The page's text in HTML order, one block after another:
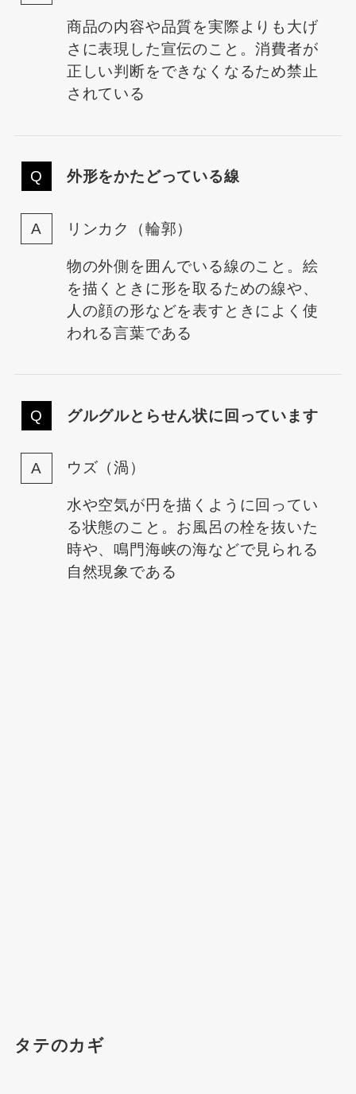
商品の内容や品質を実際よりも大げ
さに表現した宣伝のこと。消費者が
正しい判断をできなくなるため禁止
されている
外形をかたどっている線
リンカク（輪郭）
物の外側を囲んでいる線のこと。絵
を描くときに形を取るための線や、
人の顔の形などを表すときによく使
われる言葉である
グルグルとらせん状に回っています
ウズ（渦）
水や空気が円を描くように回ってい
る状態のこと。お風呂の栓を抜いた
時や、鳴門海峡の海などで見られる
自然現象である
タテのカギ